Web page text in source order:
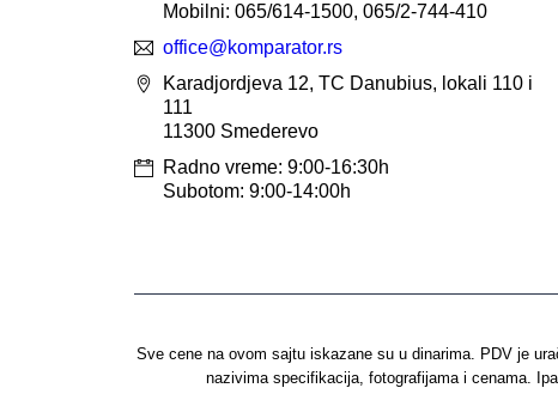
Mobilni: 065/614-1500, 065/2-744-410
office@komparator.rs
Karadjordjeva 12, TC Danubius, lokali 110 i
111
11300 Smederevo
Radno vreme: 9:00-16:30h
Subotom: 9:00-14:00h
Sve cene na ovom sajtu iskazane su u dinarima. PDV je
nazivima specifikacija, fotografijama i cenama.